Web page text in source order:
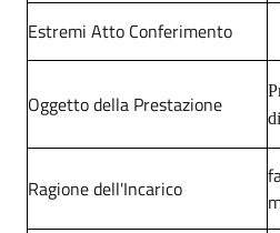
Estremi Atto Conferimento
Oggetto della Prestazione
Ragione dell'Incarico